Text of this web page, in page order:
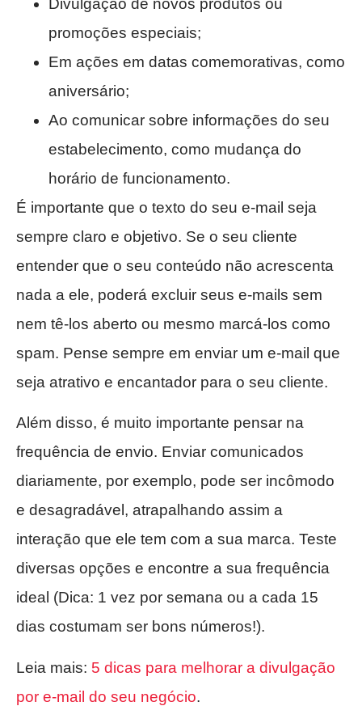
Divulgação de novos produtos ou
promoções especiais;
Em ações em datas comemorativas, como
aniversário;
Ao comunicar sobre informações do seu
estabelecimento, como mudança do
horário de funcionamento.
É importante que o texto do seu e-mail seja
sempre claro e objetivo. Se o seu cliente
entender que o seu conteúdo não acrescenta
nada a ele, poderá excluir seus e-mails sem
nem tê-los aberto ou mesmo marcá-los como
spam. Pense sempre em enviar um e-mail que
seja atrativo e encantador para o seu cliente.
Além disso, é muito importante pensar na
frequência de envio. Enviar comunicados
diariamente, por exemplo, pode ser incômodo
e desagradável, atrapalhando assim a
interação que ele tem com a sua marca. Teste
diversas opções e encontre a sua frequência
ideal (Dica: 1 vez por semana ou a cada 15
dias costumam ser bons números!).
Leia mais: 5 dicas para melhorar a divulgação
por e-mail do seu negócio.